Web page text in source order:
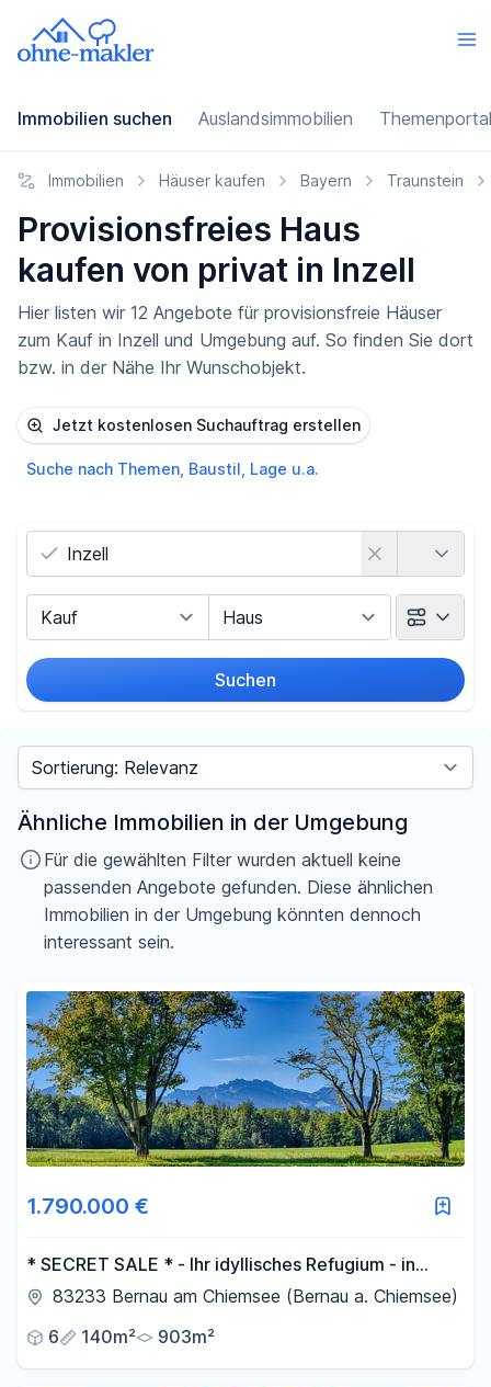
Immobilien suchen Auslandsimmobilien
Immobilien Häuser kaufen Bayern Traunstein
Provisionsfreies Haus
kaufen von privat in Inzell
Hier listen wir 12 Angebote für provisionsfreie Häuser
zum Kauf in Inzell und Umgebung auf. So finden Sie dort
bzw. in der Nähe Ihr Wunschobjekt.
Jetzt kostenlosen Suchauftrag erstellen
Suche nach Themen, Baustil, Lage u.a.
Suchen
Preis
Fläche
- m²
Filter für Fläche zurücksetzen
Sortieren nach
Ähnliche Immobilien in der Umgebung
Für die gewählten Filter wurden aktuell keine
passenden Angebote gefunden. Diese ähnlichen
Immobilien in der Umgebung könnten dennoch
interessant sein.
1.790.000 €
* SECRET SALE * - Ihr idyllisches Refugium - in
traumhafter Wohnlage
83233 Bernau am Chiemsee (Bernau a. Chiemsee)
6
140m² 903m²